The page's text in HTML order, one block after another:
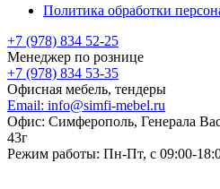
Политика обработки
+7 (978) 834 52-25
Менеджер по рознице
+7 (978) 834 53-35
Офисная мебель, тендеры
Email: info@simfi-mebel.ru
Офис: Симферополь, Генерала
43г
Режим работы: Пн-Пт, с 09:00-